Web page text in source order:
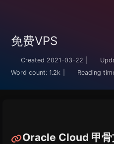
免费VPS
Created 2021-03-22
Word count: 1.2k Reading
Oracle Cloud 甲骨